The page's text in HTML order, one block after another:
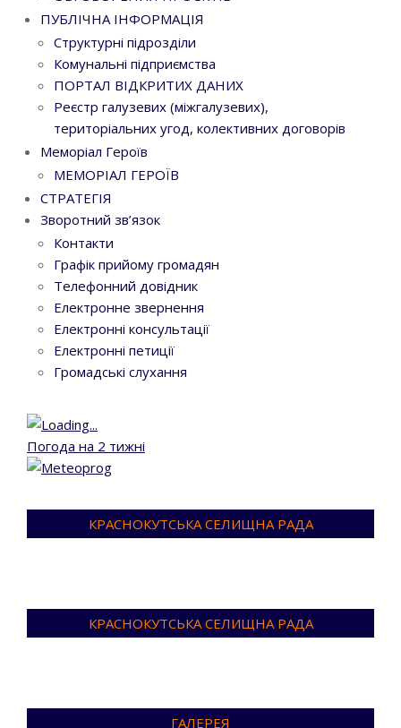
ПУБЛІЧНА ІНФОРМАЦІЯ
Структурні підрозділи
Комунальні підприємства
ПОРТАЛ ВІДКРИТИХ ДАНИХ
Реєстр галузевих (міжгалузевих),
територіальних угод, колективних договорів
Меморіал Героїв
МЕМОРІАЛ ГЕРОЇВ
СТРАТЕГІЯ
Зворотний зв’язок
Контакти
Графік прийому громадян
Телефонний довідник
Електронне звернення
Електронні консультації
Електронні петиції
Громадські слухання
Погода на 2 тижні
КРАСНОКУТСЬКА СЕЛИЩНА РАДА
КРАСНОКУТСЬКА СЕЛИЩНА РАДА
ГАЛЕРЕЯ